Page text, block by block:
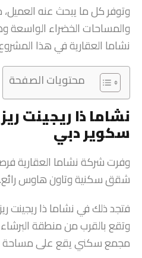
وتوفر كل ما يبحث عنه العميل،
والمساحات الخضراء الواسعة
نشاما العقارية في هذا
محتويات الصفحة
نشاما ذا ريجينت
سكوير دبي
وفرت شركة نشاما العقارية
شقق سكنية وتاون هاوس رائع.
فتجد ذلك في نشاما ذا ريجينت
وتقع بالقرب من منطقة
مجمع سكني يقع على مساحة 750 فدان.